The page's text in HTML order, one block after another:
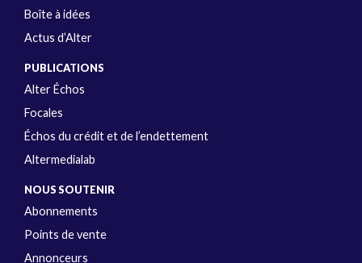
Boîte à idées
Actus d’Alter
PUBLICATIONS
Alter Échos
Focales
Échos du crédit et de l’endettement
Altermedialab
NOUS SOUTENIR
Abonnements
Points de vente
Annonceurs